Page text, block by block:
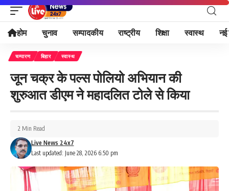
होम चुनाव सम्पादकीय राष्ट्रीय शिक्षा स्वास्थ नई
चम्पारण बिहार स्वास्थ
जून चक्र के पल्स पोलियो अभियान की
शुरुआत डीएम ने महादलित टोले से किया
Last updated: June 28, 2026 6:50 pm
Live News 24x7
2 Min Read